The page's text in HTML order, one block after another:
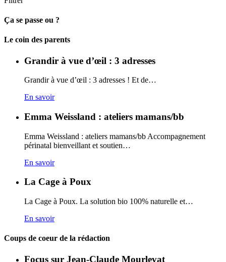
Ça se passe ou ?
Carto
Le coin des parents
Grandir à vue d’œil : 3 adresses
Grandir à vue d’œil : 3 adresses ! Et de…
En savoir
Emma Weissland : ateliers mamans/bb
Emma Weissland : ateliers mamans/bb Accompagnement
périnatal bienveillant et soutien…
En savoir
La Cage à Poux
La Cage à Poux. La solution bio 100% naturelle et…
En savoir
Coups de coeur de la rédaction
Focus sur Jean-Claude Mourlevat